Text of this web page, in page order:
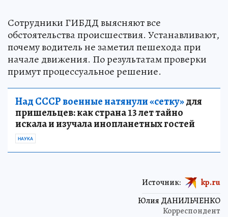
Сотрудники ГИБДД выясняют все
обстоятельства происшествия. Устанавливают,
почему водитель не заметил пешехода при
начале движения. По результатам проверки
примут процессуальное решение.
Над СССР военные натянули «сетку»для
пришельцев: как страна 13 лет тайно
искала и изучала инопланетных гостей
НАУКА
Юлия ДАНИЛЬЧЕНКО
Корреспондент
Источник: kp.ru